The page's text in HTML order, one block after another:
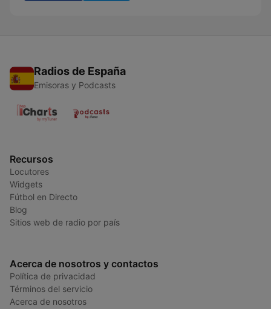
Radios de España
Emisoras y Podcasts
Recursos
Locutores
Widgets
Fútbol en Directo
Blog
Sitios web de radio por país
Acerca de nosotros y contactos
Política de privacidad
Términos del servicio
Acerca de nosotros